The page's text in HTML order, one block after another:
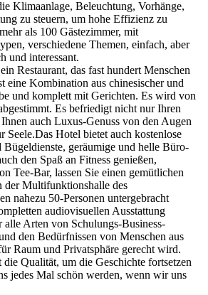
Klimaanlage, Beleuchtung, Vorhänge,
zu steuern, um hohe Effizienz zu
als 100 Gästezimmer, mit
verschiedene Themen, einfach, aber
und interessant.
Restaurant, das fast hundert Menschen
eine Kombination aus chinesischer und
und komplett mit Gerichten. Es wird von
Es befriedigt nicht nur Ihren
auch Luxus-Genuss von den Augen
Seele.Das Hotel bietet auch kostenlose
Bügeldienste, geräumige und helle Büro-
den Spaß an Fitness genießen,
Tee-Bar, lassen Sie einen gemütlichen
der Multifunktionshalle des
nahezu 50-Personen untergebracht
audiovisuellen Ausstattung
alle Arten von Schulungs-Business-
den Bedürfnissen von Menschen aus
Raum und Privatsphäre gerecht wird.
Qualität, um die Geschichte fortsetzen
jedes Mal schön werden, wenn wir uns